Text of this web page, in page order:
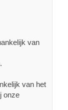
van
van het
onze